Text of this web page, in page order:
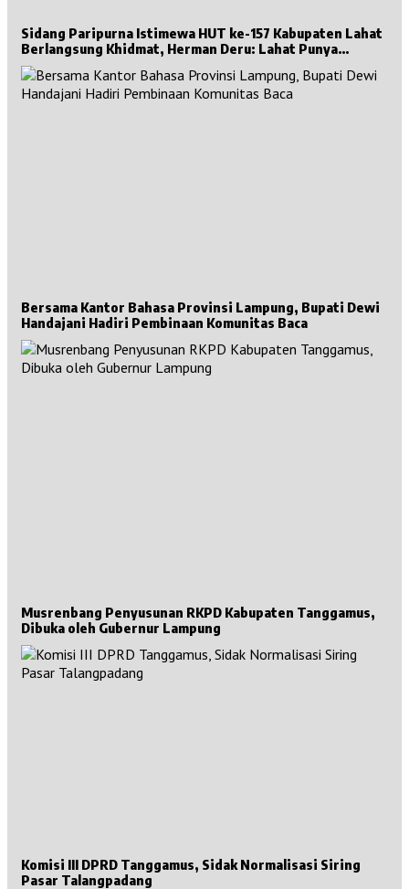
Sidang Paripurna Istimewa HUT ke-157 Kabupaten Lahat
Berlangsung Khidmat, Herman Deru: Lahat Punya
Sejarah Besar untuk Sumsel
Bersama Kantor Bahasa Provinsi Lampung, Bupati Dewi
Handajani Hadiri Pembinaan Komunitas Baca
Musrenbang Penyusunan RKPD Kabupaten Tanggamus,
Dibuka oleh Gubernur Lampung
Komisi III DPRD Tanggamus, Sidak Normalisasi Siring
Pasar Talangpadang